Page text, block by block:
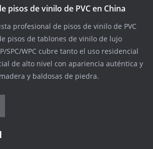
pisos de vinilo de PVC en China
profesional de pisos de vinilo de PVC
pisos de tablones de vinilo de lujo
SPC/WPC cubre tanto el uso residencial
de alto nivel con apariencia auténtica y
y baldosas de piedra.